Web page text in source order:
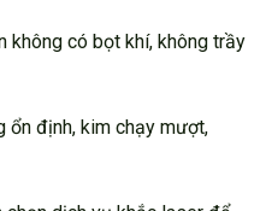
không có bọt khí, không trầy
ổn định, kim chạy mượt,